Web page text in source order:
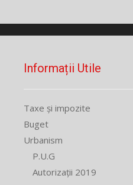
Informații Utile
Taxe și impozite
Buget
Urbanism
P.U.G
Autorizații 2019